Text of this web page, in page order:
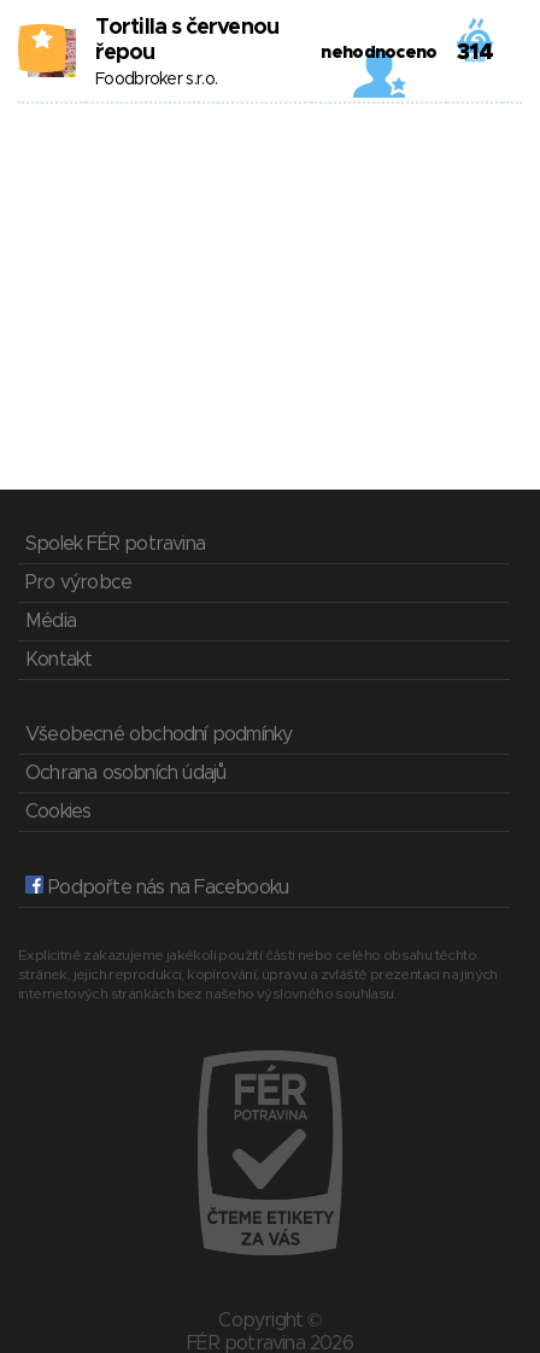
4
Tortilla s červenou
řepou
Foodbroker s.r.o.
nehodnoceno 314
Spolek FÉR potravina
Pro výrobce
Média
Kontakt
Všeobecné obchodní podmínky
Ochrana osobních údajů
Cookies
Podpořte nás na Facebooku
Explicitně zakazujeme jakékoli použití části nebo celého obsahu těchto
stránek, jejich reprodukci, kopírování, úpravu a zvláště prezentaci na jiných
internetových stránkách bez našeho výslovného souhlasu.
Copyright ©
FÉR potravina 2026